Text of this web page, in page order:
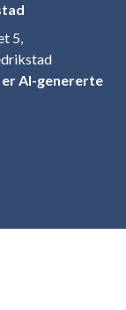
5,
AI-genererte